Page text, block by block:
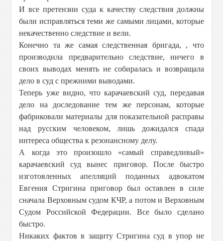
И все претензии суда к качеству следствия должны
были исправляться теми же самыми лицами, которые
некачественно следствие и вели.
Конечно та же самая следственная бригада, , что
производила предварительно следствие, ничего в
своих выводах менять не собиралась и возвращала
дело в суд с прежними выводами.
Теперь уже видно, что карачаевский суд, передавая
дело на доследование тем же персонам, которые
фабриковали материалы для показательной расправы
над русским человеком, лишь дожидался спада
интереса общества к резонансному делу.
А когда это произошло «самый справедливый»
карачаевский суд вынес приговор. После быстро
изготовленных апелляций поданных адвокатом
Евгения Стригина приговор был оставлен в силе
сначала Верховным судом КЧР, а потом и Верховным
Судом Российской Федерации. Все было сделано
быстро.
Никаких фактов в защиту Стригина суд в упор не